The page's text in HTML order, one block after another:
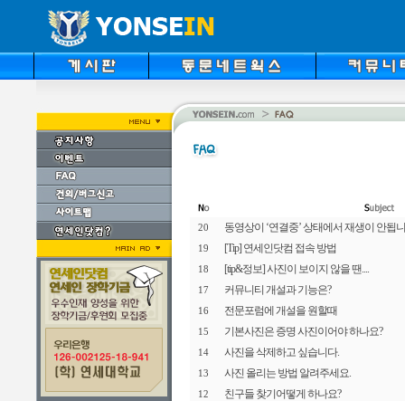
20 동영상이 ‘연결중’ 상태에서 재생이 안됩
19 [Tip] 연세인닷컴 접속 방법
18 [tip&정보] 사진이 보이지 않을 땐....
17 커뮤니티 개설과 기능은?
16 전문포럼에 개설을 원할때
15 기본사진은 증명 사진이어야 하나요?
14 사진을 삭제하고 싶습니다.
13 사진 올리는 방법 알려주세요.
12 친구들 찾기어떻게 하나요?